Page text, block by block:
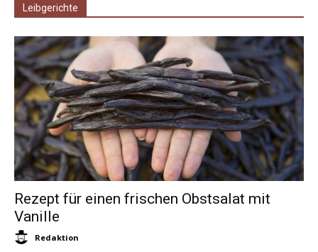
Leibgerichte
Rezept für einen frischen Obstsalat mit
Vanille
Redaktion